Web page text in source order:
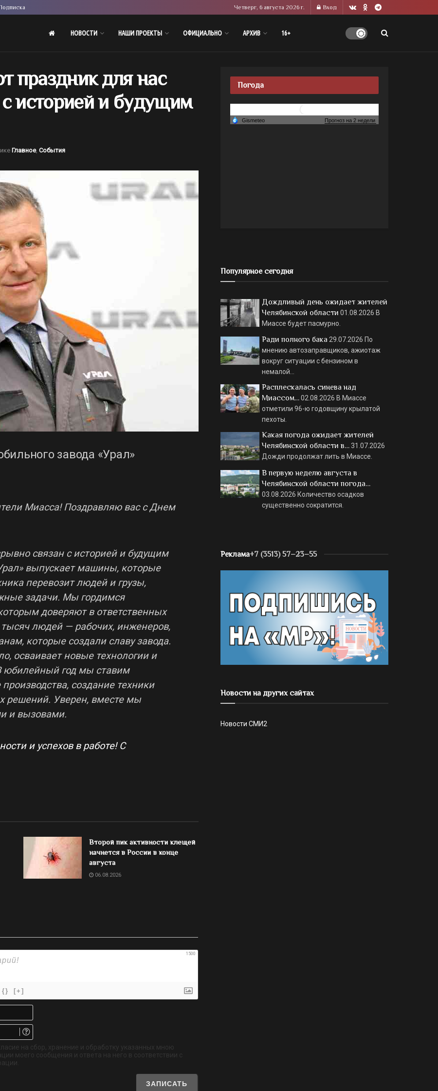
Четверг, 6 августа 2026 г. Вход
НОВОСТИ НАШИ ПРОЕКТЫ ОФИЦИАЛЬНО АРХИВ 16+
праздник для нас
историей и будущим
Главное, События
завода «Урал»
Миасса! Поздравляю вас с Днем
связан с историей и будущим
выпускает машины, которые
перевозит людей и грузы,
задачи. Мы гордимся
доверяют в ответственных
тысяч людей — рабочих, инженеров,
которые создали славу завода.
осваивает новые технологии и
юбилейный год мы ставим
создание техники
решений. Уверен, вместе мы
и вызовами.
и успехов в работе! С
Второй пик активности клещей
начнется в России в конце
августа
06.08.2026
1500
{} [+]
Имя*
Email.
обязательно
на сбор, хранение и обработку указанных мною
моего сообщения и ответа на него в соответствии с
Погода
Популярное сегодня
Дождливый день ожидает жителей
Челябинской области 01.08.2026 В
Миассе будет пасмурно.
Ради полного бака 29.07.2026 По
мнению автозаправщиков, ажиотаж
вокруг ситуации с бензином в
немалой…
Расплескалась синева над
Миассом…02.08.2026 В Миассе
отметили 96-ю годовщину крылатой
пехоты.
Какая погода ожидает жителей
Челябинской области в…31.07.2026
Дожди продолжат лить в Миассе.
В первую неделю августа в
Челябинской области погода…
03.08.2026 Количество осадков
существенно сократится.
Реклама+7 (3513) 57–23–55
Новости на других сайтах
Новости СМИ2